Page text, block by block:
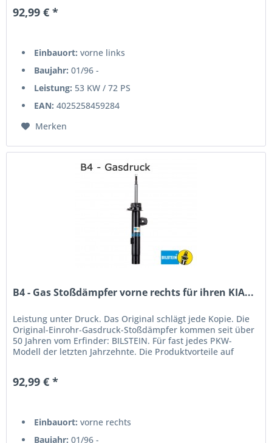
92,99 € *
Einbauort: vorne links
Baujahr: 01/96 -
Leistung: 53 KW / 72 PS
EAN: 4025258459284
Merken
B4 - Gas Stoßdämpfer vorne rechts für ihren KIA...
Leistung unter Druck. Das Original schlägt jede Kopie. Die
Original-Einrohr-Gasdruck-Stoßdämpfer kommen seit über
50 Jahren vom Erfinder: BILSTEIN. Für fast jedes PKW-
Modell der letzten Jahrzehnte. Die Produktvorteile auf
92,99 € *
Einbauort: vorne rechts
Baujahr: 01/96 -